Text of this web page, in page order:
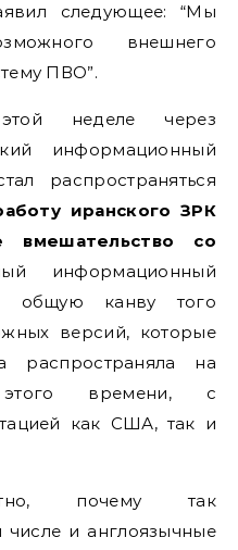
следующее: “Мы
внешнего
ПВО”.
неделе через
информационный
распространяться
иранского ЗРК
со
информационный
общую канву того
версий, которые
распространяла на
времени, с
как США, так и
почему так
числе и англоязычные